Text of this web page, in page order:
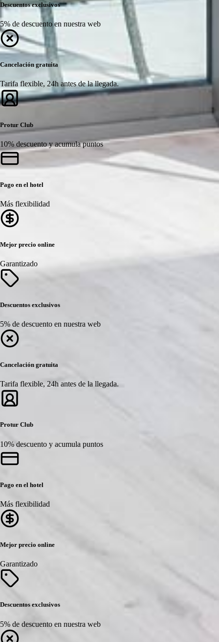
Descuentos exclusivos
5% de descuento en nuestra web
Cancelación gratuita
Tarifa flexible, 24h antes de la llegada.
Protur Club
10% descuento y acumula puntos
Pago en el hotel
Más flexibilidad
Mejor precio online
Garantizado
Descuentos exclusivos
5% de descuento en nuestra web
Cancelación gratuita
Tarifa flexible, 24h antes de la llegada.
Protur Club
10% descuento y acumula puntos
Pago en el hotel
Más flexibilidad
Mejor precio online
Garantizado
Descuentos exclusivos
5% de descuento en nuestra web